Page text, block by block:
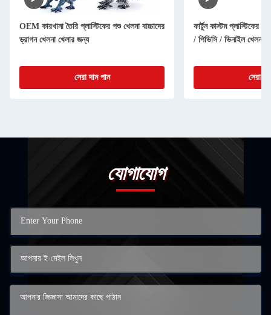
OEM কারখানা তৈরি প্লাস্টিকের পশু খেলনা বাচ্চাদের
ড্রাগন খেলনা খেলার জন্য
সেরা দাম পান
কার্টুন কাস্টম প্লাস্টিকের
/ পিভিসি / ভিনাইল খেলনা
সেরা
যোগাযোগ